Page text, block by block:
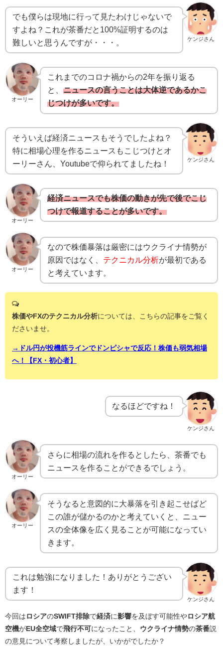
ケンジさん
でも僕らは現地に行って見たわけじゃないで
すよね？これが茶番だと100%証明するのは
難しいと思うんですが・・・。
オーリー
これまでのコロナ禍からの2年を振り返る
と、 ニュースの言うことは大体逆であるかこ
じつけが多いです。
ケンジさん
そういえば経済ニュースもそうでしたよね？
特に相場心理を作るニュースもこじつけとオ
ーリーさん、Youtubeで仰られてましたね！
オーリー
経済ニュースでも株価の動きが先で後でこじ
つけで報道することが多いです。
オーリー
なので株価暴落は厳密にはウクライナ情勢が
原因ではなく、 テクニカル分析が最初である
と考えています。
株価やFXのテクニカル分析については、こちらの記事をご覧く
ださいませ。
→ドル円が投機筋ラインでドンピシャで反応！株価も弱気相場
へ！【FX・初心者】
ケンジさん
なるほどですね！
オーリー
さらに相場の流れを作るとしたら、茶番でも
ニュースを作ることができるでしょう。
オーリー
そうなると意図的に大暴落を引き起こせばど
この誰が儲かるのかと考えていくと、ニュー
スの全体像を広く見ることが可能になってい
きます。
ケンジさん
これは勉強になりました！ありがとうござい
ます！
今回は ロシアのSWIFT排除で経済に影響を及ぼす可能性やロシア航
空機が EU全空域で飛行不可になったこと、 ウクライナ情勢の茶番説
の意見について考察しましたが、いかがでしたか？